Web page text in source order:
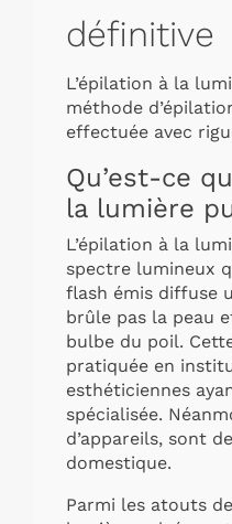
définitive
L’épilation à la
méthode
effectuée avec
Qu’est-ce
la lumière
L’épilation à la
spectre lumineux
flash émis diffuse
brûle pas la peau
bulbe du poil.
pratiquée en
esthéticiennes
spécialisée.
d’appareils, sont
domestique.
Parmi les atouts